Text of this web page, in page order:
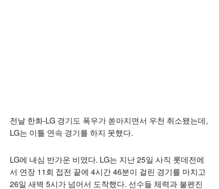
전날 한화-LG 경기도 폭우가 쏟아지면서 우천 취소됐는데,
LG는 이틀 연속 경기를 하지 못했다.
LG에 내심 반가운 비였다. LG는 지난 25일 사직 롯데전에
서 연장 11회 접전 끝에 4시간 46분이 걸린 경기를 마치고
26일 새벽 5시가 넘어서 도착했다. 선수들 체력과 불펜진